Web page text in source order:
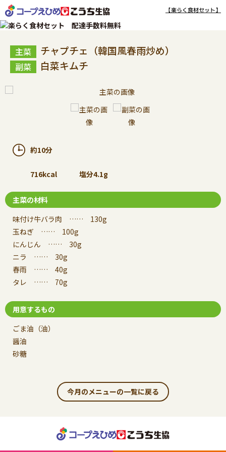
【楽らく食材セット】
チャプチェ（韓国風春雨炒め）
白菜キムチ
約10分
716kcal 塩分4.1g
主菜の材料
味付け牛バラ肉 …… 130g
玉ねぎ …… 100g
にんじん …… 30g
ニラ …… 30g
春雨 …… 40g
タレ …… 70g
用意するもの
ごま油（油）
醤油
砂糖
今月のメニューの一覧に戻る